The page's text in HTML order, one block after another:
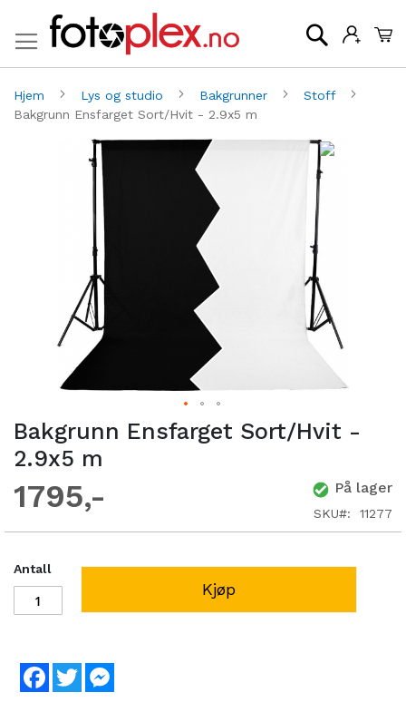
Søk
Hjem Lys og studio Bakgrunner
Stoff
Bakgrunn Ensfarget Sort/Hvit - 2.9x5 m
Bakgrunn Ensfarget Sort/Hvit -
2.9x5 m
1795 På lager
SKU 11277
Antall
Kjøp
Facebook
Twitter